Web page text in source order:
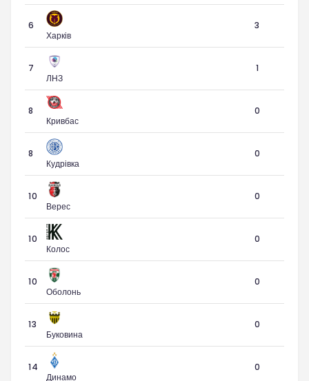
6
Харків
3
7
ЛНЗ
1
8
Кривбас
0
8
Кудрівка
0
10
Верес
0
10
Колос
0
10
Оболонь
0
13
Буковина
0
14
Динамо
0